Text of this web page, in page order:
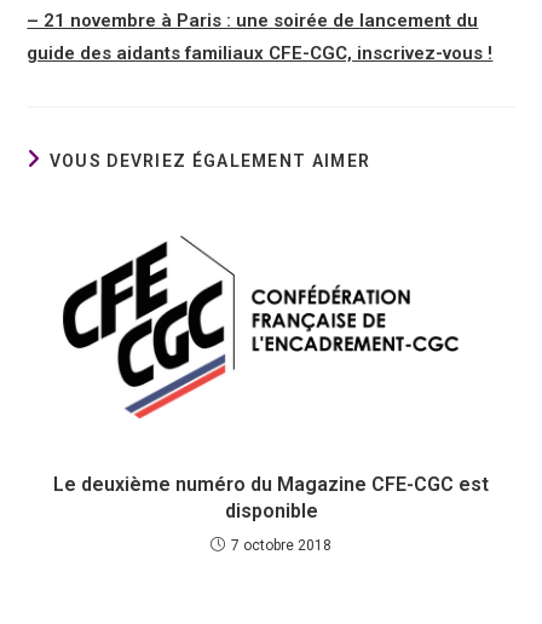
– 21 novembre à Paris : une soirée de lancement du
guide des aidants familiaux CFE-CGC, inscrivez-vous !
VOUS DEVRIEZ ÉGALEMENT AIMER
Le deuxième numéro du Magazine CFE-CGC est
disponible
7 octobre 2018